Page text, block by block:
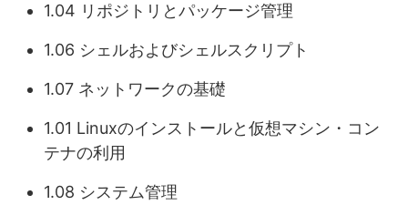
1.04 リポジトリとパッケージ管理
1.06 シェルおよびシェルスクリプト
1.07 ネットワークの基礎
1.01 Linuxのインストールと仮想マシン・コン
テナの利用
1.08 システム管理